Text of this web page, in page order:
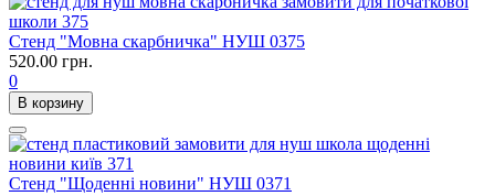
Стенд "Мовна скарбничка" НУШ 0375
520.00 грн.
0
В корзину
Стенд "Щоденні новини" НУШ 0371